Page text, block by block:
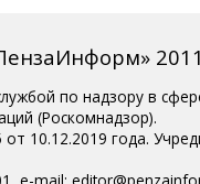
по надзору в
(Роскомнадзор).
10.12.2019 года.